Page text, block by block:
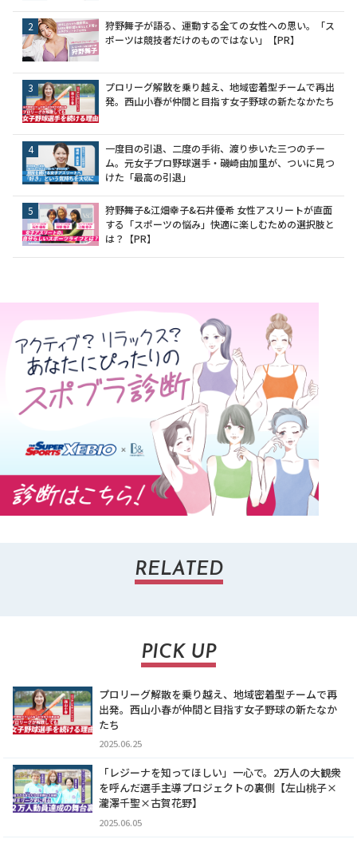
狩野舞子が語る、運動する全ての女性への思い。「ス
ポーツは競技者だけのものではない」【PR】
プロリーグ解散を乗り越え、地域密着型チームで再出
発。西山小春が仲間と目指す女子野球の新たなかたち
一度目の引退、二度の手術、渡り歩いた三つのチー
ム。元女子プロ野球選手・磯崎由加里が、ついに見つ
けた「最高の引退」
狩野舞子&江畑幸子&石井優希 女性アスリートが直面
する「スポーツの悩み」快適に楽しむための選択肢と
は？【PR】
RELATED
PICK UP
プロリーグ解散を乗り越え、地域密着型チームで再
出発。西山小春が仲間と目指す女子野球の新たなか
たち
2025.06.25
「レジーナを知ってほしい」一心で。2万人の大観衆
を呼んだ選手主導プロジェクトの裏側【左山桃子×
瀧澤千聖×古賀花野】
2025.06.05